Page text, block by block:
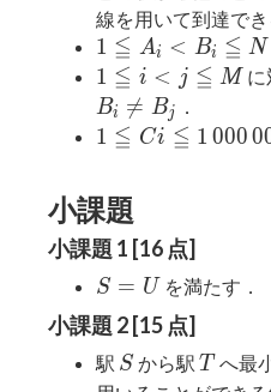
U
V
線を用いて到達でき
1
\leqq
A_i
<
B_i
N
1 ≦ Ai < Bi ≦ N
1
\leqq
i < j
1 ≦ i < j ≦ M に
Bi 
= Bj ．
1 \leqq Ci \leqq
1 ≦ Ci ≦ 1 0000
小課題
小課題 1 [16 点]
S
=
U
S = Uを満たす．
小課題 2 [15 点]
駅 S
S から駅T
T へ最